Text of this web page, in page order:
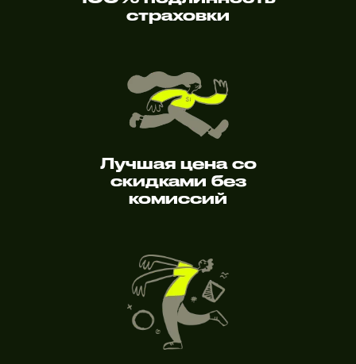
страховки
Лучшая цена со
скидками без
комиссий